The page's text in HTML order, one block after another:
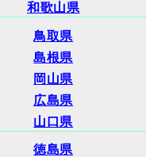
和歌山県
鳥取県
島根県
岡山県
広島県
山口県
徳島県